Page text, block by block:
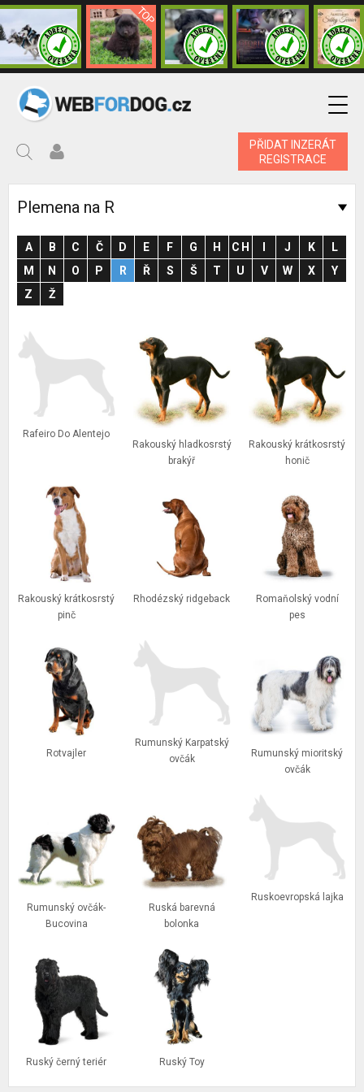
PŘIDAT INZERÁT
REGISTRACE
Nejpopulárnější plemena psí inzerce
Hledat podle lokality
Hledat podle typu
Pokročilé vyhledávání
Plemena na R
A B C Č D E F G H CH I J K
L
M
N O P R Ř S Š T U V W X
Y
Z
Ž
Rafeiro Do Alentejo
Rakouský hladkosrstý
brakýř
Rakouský krátkosrstý
honič
Rakouský krátkosrstý
pinč
Rhodézský ridgeback
Romaňolský vodní
pes
Rotvajler
Rumunský Karpatský
ovčák
Rumunský mioritský
ovčák
Rumunský ovčák-
Bucovina
Ruská barevná
bolonka
Ruskoevropská lajka
Ruský černý teriér Ruský Toy